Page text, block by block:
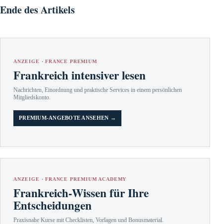
Ende des Artikels
ANZEIGE · FRANCE PREMIUM
Frankreich intensiver lesen
Nachrichten, Einordnung und praktische Services in einem persönlichen
Mitgliedskonto.
PREMIUM-ANGEBOTE ANSEHEN →
ANZEIGE · FRANCE PREMIUM ACADEMY
Frankreich-Wissen für Ihre
Entscheidungen
Praxisnahe Kurse mit Checklisten, Vorlagen und Bonusmaterial.